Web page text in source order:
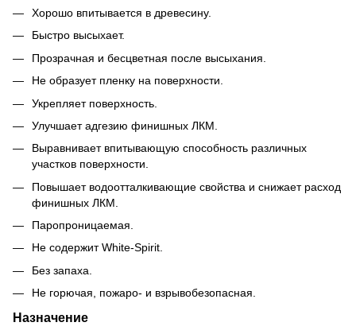
Хорошо впитывается в древесину.
Быстро высыхает.
Прозрачная и бесцветная после высыхания.
Не образует пленку на поверхности.
Укрепляет поверхность.
Улучшает адгезию финишных ЛКМ.
Выравнивает впитывающую способность различных
участков поверхности.
Повышает водоотталкивающие свойства и снижает расход
финишных ЛКМ.
Паропроницаемая.
Не содержит White-Spirit.
Без запаха.
Не горючая, пожаро- и взрывобезопасная.
Назначение